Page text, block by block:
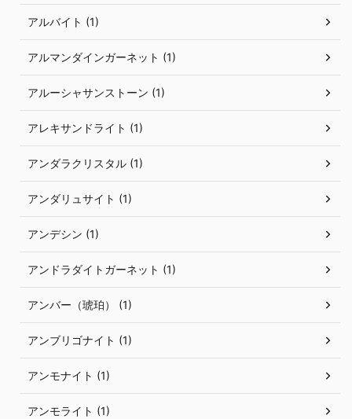
アルバイト (1)
アルマンダインガーネット (1)
アルーシャサンストーン (1)
アレキサンドライト (1)
アンダラクリスタル (1)
アンダリュサイト (1)
アンデシン (1)
アンドラダイトガーネット (1)
アンバー（琥珀） (1)
アンブリゴナイト (1)
アンモナイト (1)
アンモライト (1)